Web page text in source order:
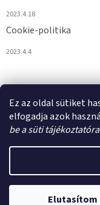
Ez az oldal sütiket
elfogadja azok
be a süti
Elutasítom
2023.4.18
Cookie-politika
2023.4.4
Copyright 2026